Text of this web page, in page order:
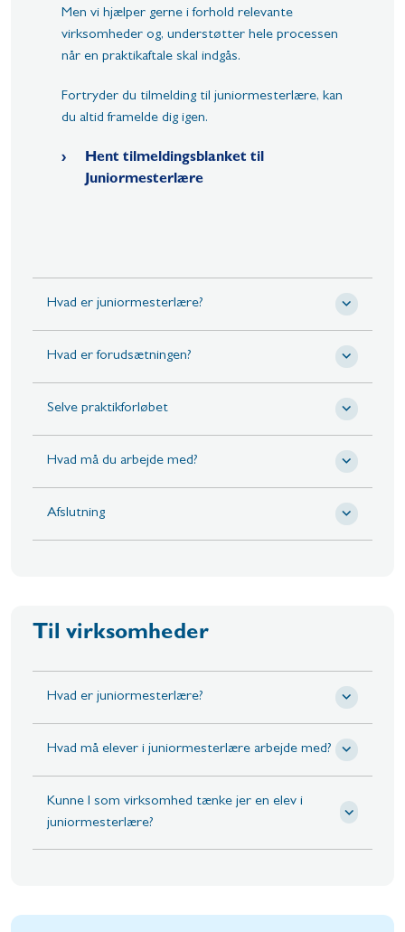
Men vi hjælper gerne i forhold relevante
virksomheder og, understøtter hele processen
når en praktikaftale skal indgås.
Fortryder du tilmelding til juniormesterlære, kan
du altid framelde dig igen.
Hent tilmeldingsblanket til
Juniormesterlære
Hvad er juniormesterlære?
Hvad er forudsætningen?
Selve praktikforløbet
Hvad må du arbejde med?
Afslutning
Til virksomheder
Hvad er juniormesterlære?
Hvad må elever i juniormesterlære arbejde med?
Kunne I som virksomhed tænke jer en elev i
juniormesterlære?